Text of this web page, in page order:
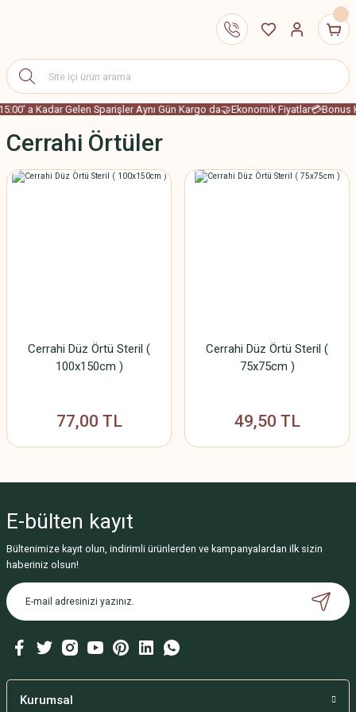
a Kadar Gelen Sparişler Aynı Gün Kargo da🤝Ekonomik Fiyatlar💳Bonus
Cerrahi Örtüler
Cerrahi Düz Örtü Steril (
100x150cm )
77,00 TL
Cerrahi Düz Örtü Steril (
75x75cm )
49,50 TL
E-bülten kayıt
Bültenimize kayıt olun, indirimli ürünlerden ve kampanyalardan ilk sizin
haberiniz olsun!
Kurumsal